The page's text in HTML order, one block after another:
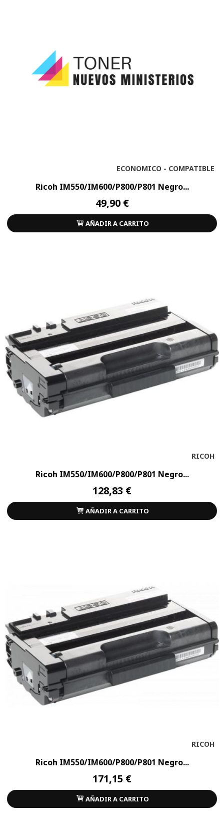
ECONOMICO - COMPATIBLE
Ricoh IM550/IM600/P800/P801 Negro...
49,90 €
AÑADIR A CARRITO
RICOH
Ricoh IM550/IM600/P800/P801 Negro...
128,83 €
AÑADIR A CARRITO
RICOH
Ricoh IM550/IM600/P800/P801 Negro...
171,15 €
AÑADIR A CARRITO